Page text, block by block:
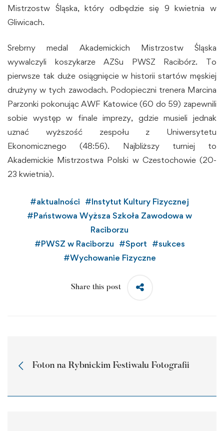
Mistrzostw Śląska, który odbędzie się 9 kwietnia w
Gliwicach.
Srebrny medal Akademickich Mistrzostw Śląska
wywalczyli koszykarze AZSu PWSZ Racibórz. To
pierwsze tak duże osiągnięcie w historii startów męskiej
drużyny w tych zawodach. Podopieczni trenera Marcina
Parzonki pokonując AWF Katowice (60 do 59) zapewnili
sobie występ w finale imprezy, gdzie musieli jednak
uznać wyższość zespołu z Uniwersytetu
Ekonomicznego (48:56). Najbliższy turniej to
Akademickie Mistrzostwa Polski w Czestochowie (20-
23 kwietnia).
#aktualności #Instytut Kultury Fizycznej
#Państwowa Wyższa Szkoła Zawodowa w
Raciborzu
#PWSZ w Raciborzu #Sport #sukces
#Wychowanie Fizyczne
Share this post
Foton na Rybnickim Festiwalu Fotografii